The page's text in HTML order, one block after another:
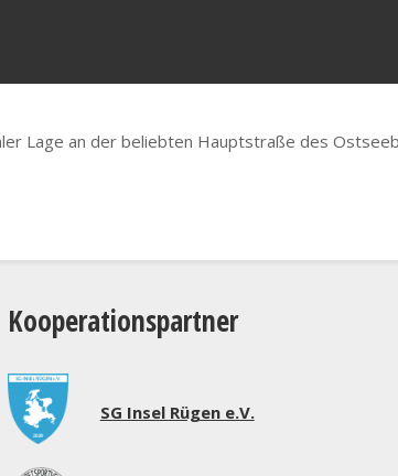
Lage an der beliebten Hauptstraße des
Kooperationspartner
SG Insel Rügen e.V.